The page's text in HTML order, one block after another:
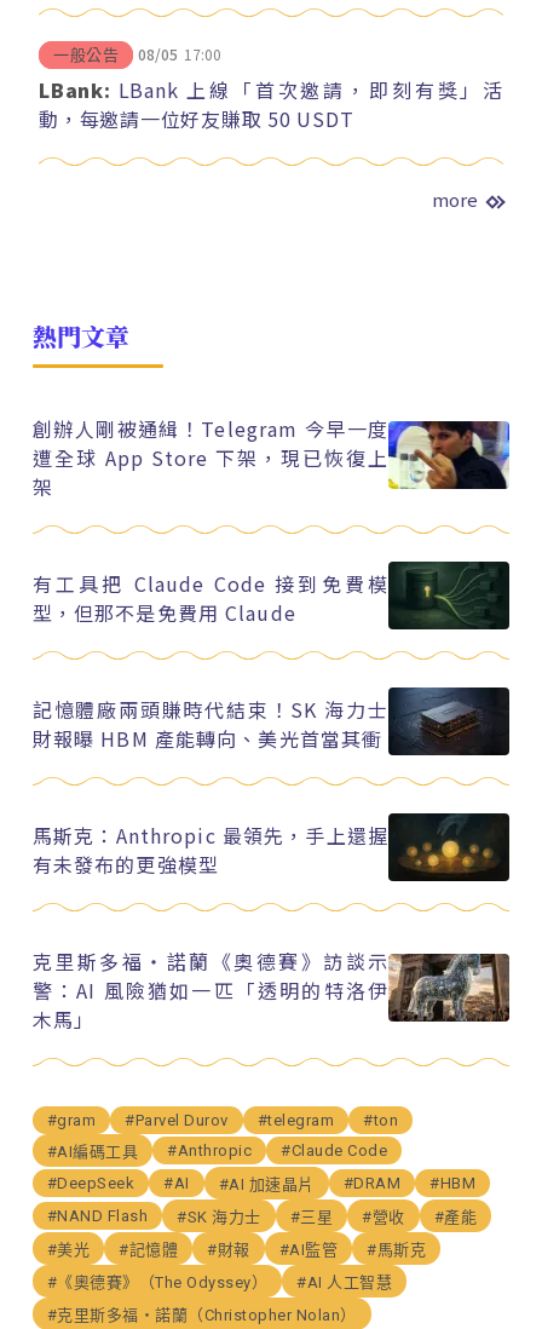
一般公告 08/05 17:00
LBank: LBank 上線「首次邀請，即刻有獎」活
動，每邀請一位好友賺取 50 USDT
more
熱門文章
創辦人剛被通緝！Telegram 今早一度
遭全球 App Store 下架，現已恢復上
架
有工具把 Claude Code 接到免費模
型，但那不是免費用 Claude
記憶體廠兩頭賺時代結束！SK 海力士
財報曝 HBM 產能轉向、美光首當其衝
馬斯克：Anthropic 最領先，手上還握
有未發布的更強模型
克里斯多福・諾蘭《奧德賽》訪談示
警：AI 風險猶如一匹「透明的特洛伊
木馬」
#gram #Parvel Durov #telegram
#ton
#AI編碼工具
#Anthropic
#Claude Code
#DeepSeek
#AI #AI 加速晶片 #DRAM
#HBM
#NAND Flash
#SK 海力士 #三星 #營收
#產能
#美光
#記憶體 #財報 #AI監管
#馬斯克
#《奧德賽》（The Odyssey）
#AI 人工智慧
#克里斯多福・諾蘭（Christopher Nolan）